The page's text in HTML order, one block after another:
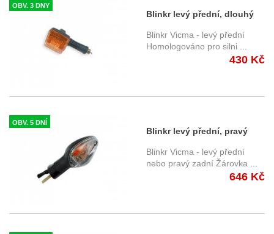
OBV. 3 DNY
Blinkr levý přední, dlouhý
7519 - Yamaha
Blinkr Vicma - levý přední
Homologováno pro silni
430 Kč
OBV. 5 DNÍ
Blinkr levý přední, pravý
zadní 11723 - Honda
Blinkr Vicma - levý přední
nebo pravý zadní Žárovka
646 Kč